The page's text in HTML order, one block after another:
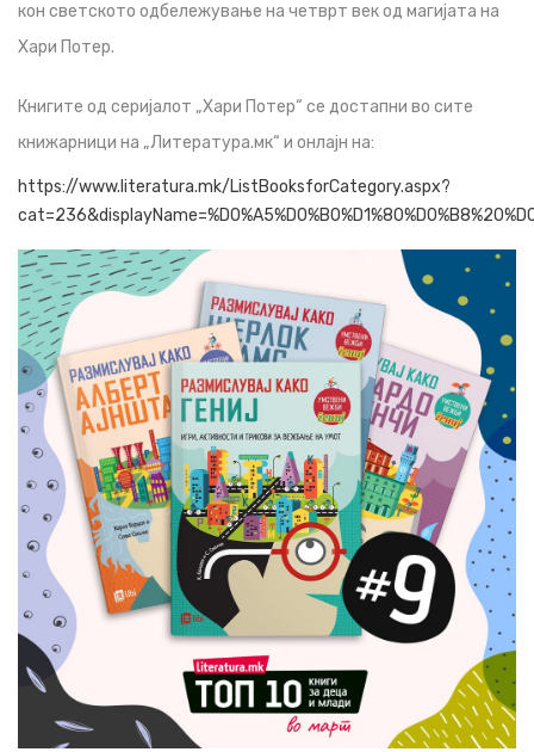
кон светското одбележување на четврт век од магијата на
Хари Потер.
Книгите од серијалот „Хари Потер“ се достапни во сите
книжарници на „Литература.мк“ и онлајн на:
https://www.literatura.mk/ListBooksforCategory.aspx?